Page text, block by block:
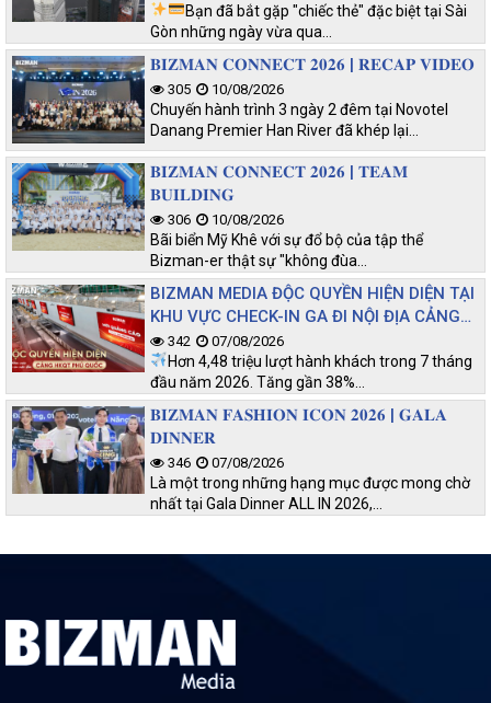
Bạn đã bắt gặp "chiếc thẻ" đặc biệt tại Sài
Gòn những ngày vừa qua…
𝐁𝐈𝐙𝐌𝐀𝐍 𝐂𝐎𝐍𝐍𝐄𝐂𝐓 𝟐𝟎𝟐𝟔 | 𝐑𝐄𝐂𝐀𝐏 𝐕𝐈𝐃𝐄𝐎
305 10/08/2026
Chuyến hành trình 3 ngày 2 đêm tại Novotel
Danang Premier Han River đã khép lại…
𝐁𝐈𝐙𝐌𝐀𝐍 𝐂𝐎𝐍𝐍𝐄𝐂𝐓 𝟐𝟎𝟐𝟔 | 𝐓𝐄𝐀𝐌
𝐁𝐔𝐈𝐋𝐃𝐈𝐍𝐆
306 10/08/2026
Bãi biển Mỹ Khê với sự đổ bộ của tập thể
Bizman-er thật sự "không đùa…
BIZMAN MEDIA ĐỘC QUYỀN HIỆN DIỆN TẠI
KHU VỰC CHECK-IN GA ĐI NỘI ĐỊA CẢNG
HKQT PHÚ QUỐC
342 07/08/2026
Hơn 4,48 triệu lượt hành khách trong 7 tháng
đầu năm 2026. Tăng gần 38%…
𝐁𝐈𝐙𝐌𝐀𝐍 𝐅𝐀𝐒𝐇𝐈𝐎𝐍 𝐈𝐂𝐎𝐍 𝟐𝟎𝟐𝟔 | 𝐆𝐀𝐋𝐀
𝐃𝐈𝐍𝐍𝐄𝐑
346 07/08/2026
Là một trong những hạng mục được mong chờ
nhất tại Gala Dinner ALL IN 2026,…